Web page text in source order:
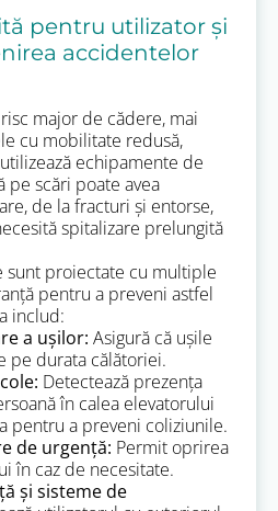
pentru utilizator și
accidentelor
major de cădere, mai
cu mobilitate redusă,
echipamente de
pe scări poate avea
de la fracturi și entorse,
spitalizare prelungită
sunt proiectate cu multiple
pentru a preveni astfel
includ:
a ușilor: Asigură că ușile
pe durata călătoriei.
Detectează prezența
în calea elevatorului
pentru a preveni coliziunile.
de urgență: Permit oprirea
în caz de necesitate.
și sisteme de